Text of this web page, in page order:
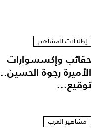
إطلالات المشاهير
حقائب وإكسسوارات
الأميرة رجوة الحسين..
توقيع...
مشاهير العرب